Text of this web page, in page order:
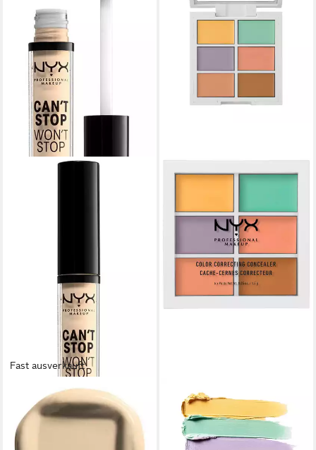
Fast ausverkauft
NYX PROFESSIONAL MAKEUP
Concealer CANT'T STOP
WON'T STOP CONTUR
CONCEALER, leichte,
NYX PROFESSIONAL MAKEUP
Concealer Color Correcting
Palette, ideal zum Abdecken
von Hautunreinheiten und